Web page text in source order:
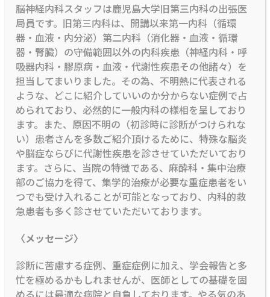
脳神経内科スタッフは鹿児島大学旧第三内科の出張医
局員です。旧第三内科は、開講以来第一内科（循環
器・血液・内分泌）第二内科（消化器・血液・循環
器・腎臓）の守備範囲以外の内科疾患（神経内科・呼
吸器内科・膠原病・血液・代謝性疾患その他諸々）を
担当してまいりました。その為、不明熱に代表される
ような、どこに紹介していいのか分からない症例で占
められており、必然的に一般内科の様相を呈しており
ます。また、原因不明の（初診時に診断がつけられな
い）患者さんを多数ご紹介頂けるために、特殊な脳炎
や脳症ならびに代謝性疾患を診させていただいており
ます。さらに、当院の特徴である、麻酔科・集中治療
部のご協力を得て、集学的治療が必要な重症患者をい
つでも受け入れることが可能となっており、内科的救
急患者も多く診させていただいております。
〈メッセージ〉
診断に苦慮する症例、重症症例に加え、学会報告と多
忙を極めるかもしれませんが、医師としての基礎を固
めるには最適な病院と自負しております。やる気のあ